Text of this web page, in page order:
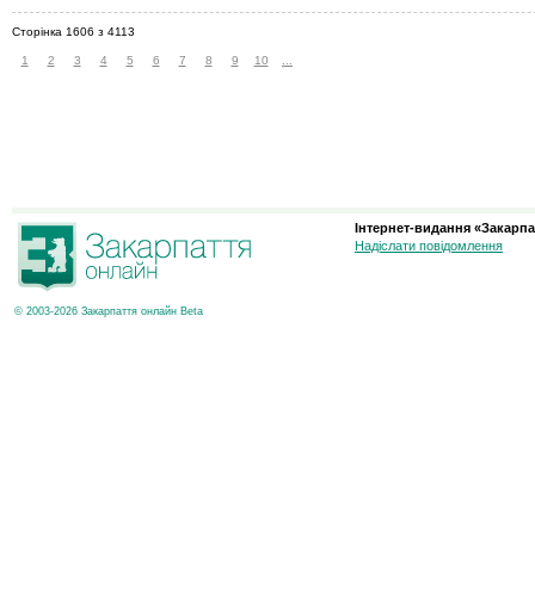
Сторінка 1606 з 4113
1 2 3 4 5 6 7 8 9 10
© 2003-2026 Закарпаття онлайн Beta
Інтернет-видання
Надіслати повідомлення